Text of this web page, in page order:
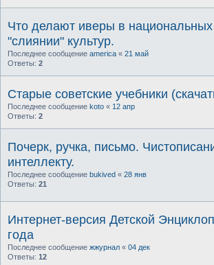
Что делают иверы в
"слиянии" культур.
Последнее сообщение america « 21 май
Ответы: 2
Старые советские учебники
Последнее сообщение koto « 12 апр
Ответы: 2
Почерк, ручка, письмо.
интеллекту.
Последнее сообщение bukived « 28 янв
Ответы: 21
Интернет-версия Детской
года
Последнее сообщение жжурнал « 04 дек
Ответы: 12